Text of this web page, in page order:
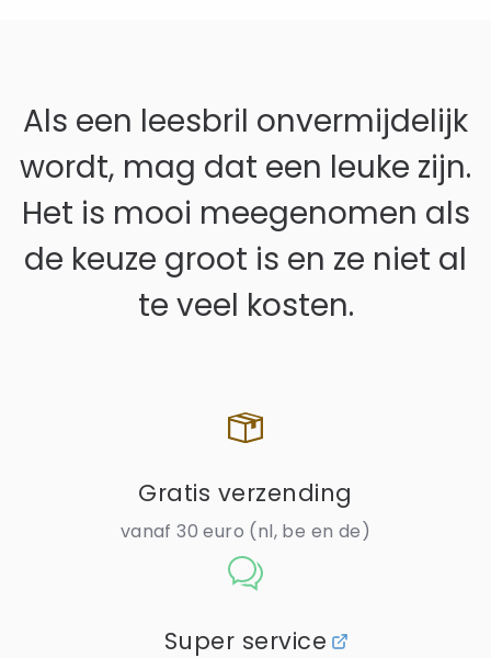
in Lezen123
Als een leesbril onvermijdelijk
wordt, mag dat een leuke zijn.
Het is mooi meegenomen als
de keuze groot is en ze niet al
te veel kosten.
Gratis verzending
vanaf 30 euro (nl, be en de)
Super service